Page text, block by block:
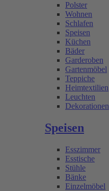
Polster
Wohnen
Schlafen
Speisen
Küchen
Bäder
Garderoben
Gartenmöbel
Teppiche
Heimtextilien
Leuchten
Dekorationen
Speisen
Esszimmer
Esstische
Stühle
Bänke
Einzelmöbel